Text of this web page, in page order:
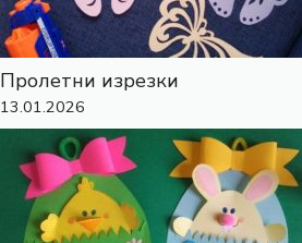
Пролетни изрезки
13.01.2026